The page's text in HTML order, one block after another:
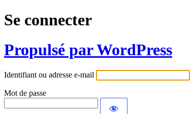
Se connecter
Propulsé par WordPress
Identifiant ou adresse e-mail
Mot de passe